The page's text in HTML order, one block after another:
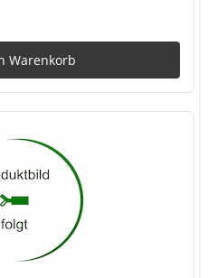
Warenkorb